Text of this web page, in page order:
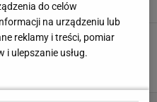
brzuch jak Cindy Crawford?
ten sposób!
do celów
na urządzeniu lub
reklamy i treści, pomiar
i ulepszanie usług.